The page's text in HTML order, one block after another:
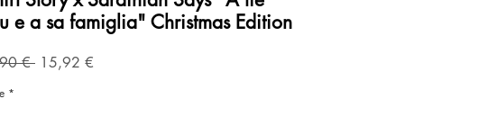
e a sa famiglia" Christmas Edition
€ Precio
15,92 €
*